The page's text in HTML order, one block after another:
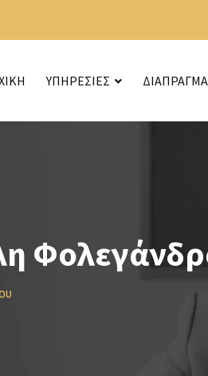
ΥΠΗΡΕΣΙΕΣ